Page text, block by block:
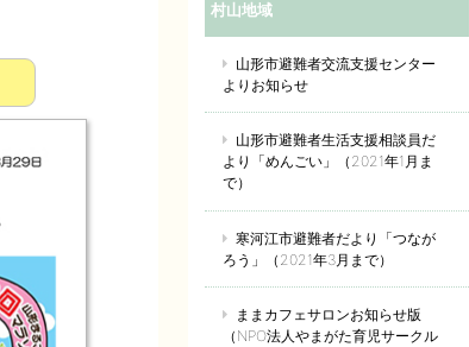
村山地域
山形市避難者交流支援センター
よりお知らせ
山形市避難者生活支援相談員だ
より「めんごい」（2021年1月ま
で）
寒河江市避難者だより「つなが
ろう」（2021年3月まで）
ままカフェサロンお知らせ版
（NPO法人やまがた育児サークル